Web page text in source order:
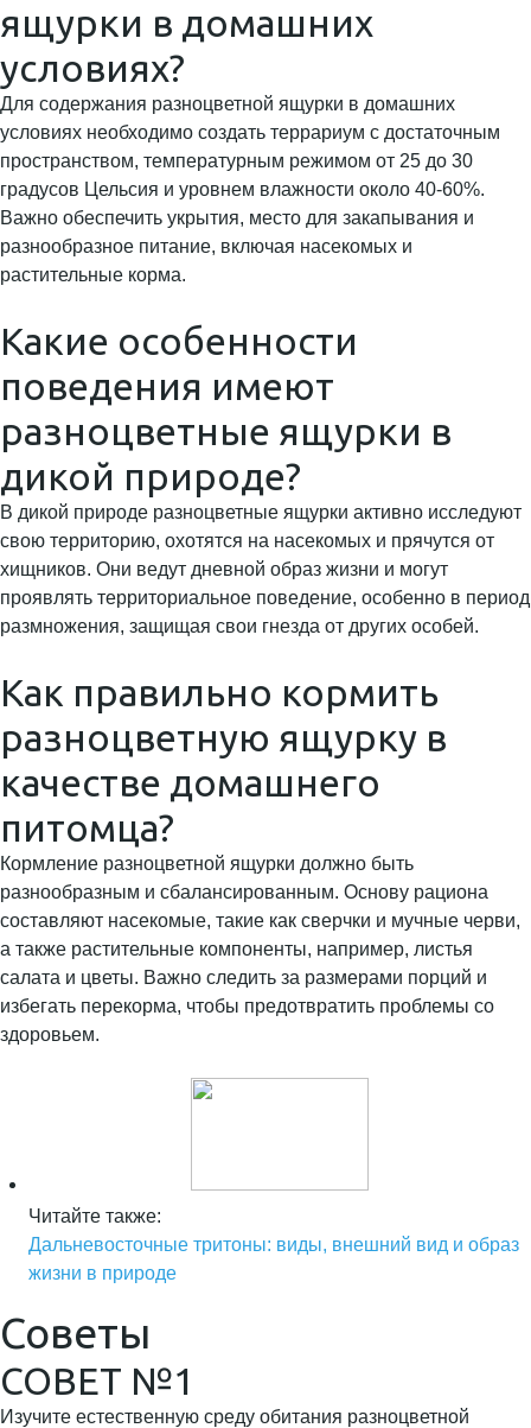
ящурки в домашних
условиях?
Для содержания разноцветной ящурки в домашних
условиях необходимо создать террариум с достаточным
пространством, температурным режимом от 25 до 30
градусов Цельсия и уровнем влажности около 40-60%.
Важно обеспечить укрытия, место для закапывания и
разнообразное питание, включая насекомых и
растительные корма.
Какие особенности
поведения имеют
разноцветные ящурки в
дикой природе?
В дикой природе разноцветные ящурки активно исследуют
свою территорию, охотятся на насекомых и прячутся от
хищников. Они ведут дневной образ жизни и могут
проявлять территориальное поведение, особенно в период
размножения, защищая свои гнезда от других особей.
Как правильно кормить
разноцветную ящурку в
качестве домашнего
питомца?
Кормление разноцветной ящурки должно быть
разнообразным и сбалансированным. Основу рациона
составляют насекомые, такие как сверчки и мучные черви,
а также растительные компоненты, например, листья
салата и цветы. Важно следить за размерами порций и
избегать перекорма, чтобы предотвратить проблемы со
здоровьем.
Читайте также:
Дальневосточные тритоны: виды, внешний вид и образ
жизни в природе
Советы
СОВЕТ №1
Изучите естественную среду обитания разноцветной